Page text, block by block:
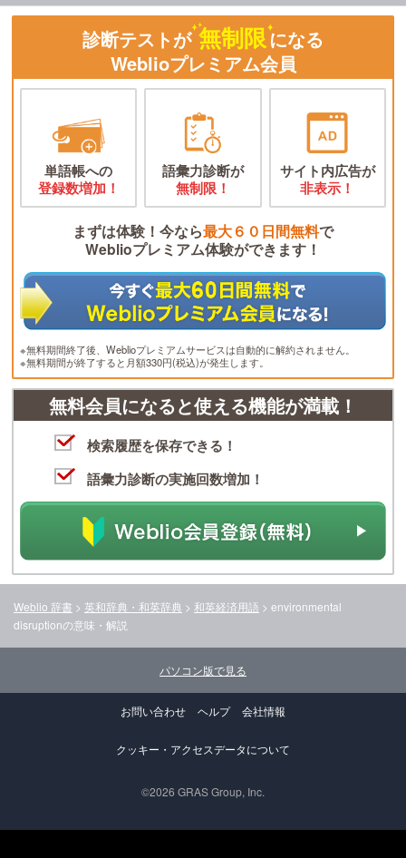
診断テストが 無制限になる
Weblioプレミアム会員
単語帳への
登録数増加！
語彙力診断が
無制限！
サイト内広告が
非表示！
まずは体験！今なら最大６０日間無料で
Weblioプレミアム体験ができます！
※無料期間終了後、Weblioプレミアムサービスは自動的に解約されません。
※無料期間が終了すると月額330円(税込)が発生します。
無料会員になると使える機能が満載！
検索履歴を保存できる！
語彙力診断の実施回数増加！
Weblio 辞書 > 英和辞典・和英辞典 > 和英経済用語 > environmental
disruptionの意味・解説
パソコン版で見る
お問い合わせ ヘルプ 会社情報
クッキー・アクセスデータについて
©2026 GRAS Group, Inc.